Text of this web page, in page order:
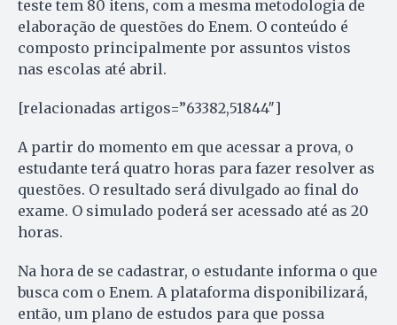
teste tem 80 itens, com a mesma metodologia de
elaboração de questões do Enem. O conteúdo é
composto principalmente por assuntos vistos
nas escolas até abril.
[relacionadas artigos=”63382,51844″]
A partir do momento em que acessar a prova, o
estudante terá quatro horas para fazer resolver as
questões. O resultado será divulgado ao final do
exame. O simulado poderá ser acessado até as 20
horas.
Na hora de se cadastrar, o estudante informa o que
busca com o Enem. A plataforma disponibilizará,
então, um plano de estudos para que possa